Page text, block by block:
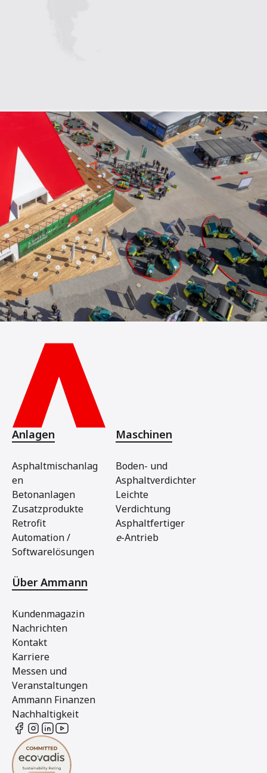
Anlagen
Asphaltmischanlag
en
Betonanlagen
Zusatzprodukte
Retrofit
Automation /
Softwarelösungen
Maschinen
Boden- und
Asphaltverdichter
Leichte
Verdichtung
Asphaltfertiger
e-Antrieb
Über Ammann
Kundenmagazin
Nachrichten
Kontakt
Karriere
Messen und
Veranstaltungen
Ammann Finanzen
Nachhaltigkeit